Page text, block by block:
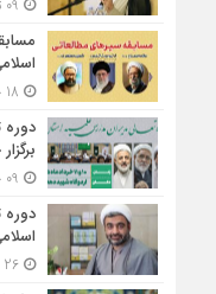
دوره
اسلامی
26 اردیبهشت 1405 - 14:09